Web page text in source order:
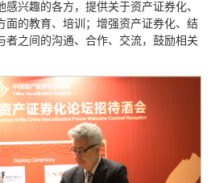
兴趣的各方，提供关于资产证券化、
面的教育、培训；增强资产证券化、结
者之间的沟通、合作、交流，鼓励相关